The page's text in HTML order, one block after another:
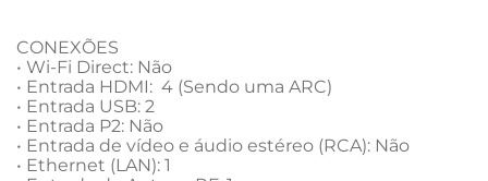
CONEXÕES
• Wi-Fi Direct: Não
• Entrada HDMI:  4 (Sendo uma ARC)
• Entrada USB: 2
• Entrada P2: Não
• Entrada de vídeo e áudio estéreo (RCA): Não
• Ethernet (LAN): 1